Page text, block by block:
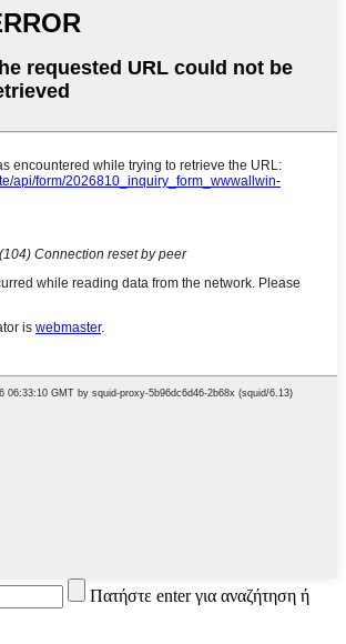
Πατήστε enter για αναζήτηση ή